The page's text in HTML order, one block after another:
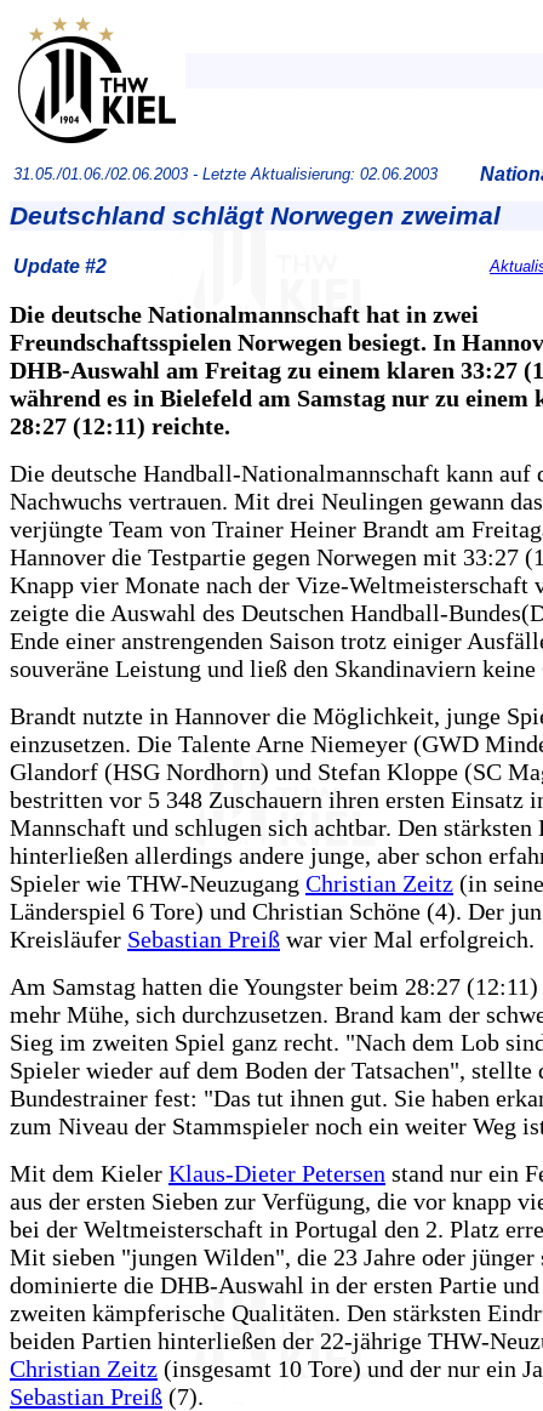
31.05./01.06./02.06.2003 - Letzte Aktualisierung: 02.06.2003
Deutschland schlägt Norwegen zweimal
Update #2
Die deutsche Nationalmannschaft hat in zwei
Freundschaftsspielen Norwegen besiegt. In
DHB-Auswahl am Freitag zu einem klaren 33:27
während es in Bielefeld am Samstag nur zu einem
28:27 (12:11) reichte.
Die deutsche Handball-Nationalmannschaft kann auf
Nachwuchs vertrauen. Mit drei Neulingen gewann
verjüngte Team von Trainer Heiner Brandt am
Hannover die Testpartie gegen Norwegen mit 33:27
Knapp vier Monate nach der Vize-Weltmeisterschaft
zeigte die Auswahl des Deutschen Handball-
Ende einer anstrengenden Saison trotz einiger
souveräne Leistung und ließ den Skandinaviern keine
Brandt nutzte in Hannover die Möglichkeit, junge
einzusetzen. Die Talente Arne Niemeyer (GWD
Glandorf (HSG Nordhorn) und Stefan Kloppe (SC
bestritten vor 5 348 Zuschauern ihren ersten Einsatz
Mannschaft und schlugen sich achtbar. Den stärksten
hinterließen allerdings andere junge, aber schon
Spieler wie THW-Neuzugang Christian Zeitz (in
Länderspiel 6 Tore) und Christian Schöne (4). Der
Kreisläufer Sebastian Preiß war vier Mal erfolgreich.
Am Samstag hatten die Youngster beim 28:27
mehr Mühe, sich durchzusetzen. Brand kam der
Sieg im zweiten Spiel ganz recht. "Nach dem Lob
Spieler wieder auf dem Boden der Tatsachen", stellte
Bundestrainer fest: "Das tut ihnen gut. Sie haben
zum Niveau der Stammspieler noch ein weiter Weg
Mit dem Kieler Klaus-Dieter Petersen stand nur ein
aus der ersten Sieben zur Verfügung, die vor knapp
bei der Weltmeisterschaft in Portugal den 2. Platz
Mit sieben "jungen Wilden", die 23 Jahre oder jünger
dominierte die DHB-Auswahl in der ersten Partie
zweiten kämpferische Qualitäten. Den stärksten
beiden Partien hinterließen der 22-jährige THW-
Christian Zeitz (insgesamt 10 Tore) und der nur ein
Sebastian Preiß (7).